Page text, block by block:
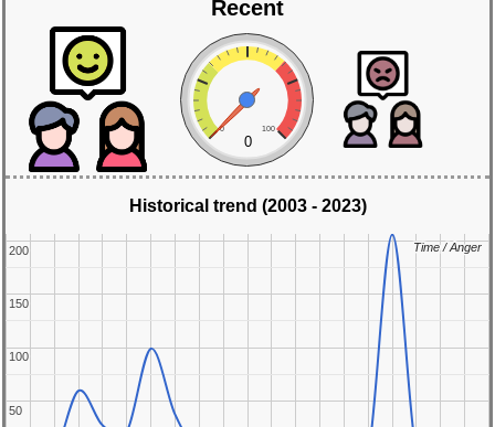
Recent
0 100
0
Historical trend (2003 - 2023)
50
50
100
100
150
150
200
200 Time / Anger
Time / Anger